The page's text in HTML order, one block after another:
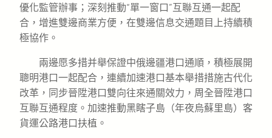
優化監管辦事；深刻推動“單一窗口”互聯互通一起配
合，增進雙邊商業方便，在雙邊信息交通題目上持續積
極協作。
兩邊愿多措并舉保證中俄邊疆港口通順，積極展開
聰明港口一起配合，連續加速港口基本舉措措施古代化
改革，同步晉陞港口雙向往來通關效力，周全晉陞港口
互聯互通程度。加速推動黑瞎子島（年夜烏蘇里島）客
貨運公路港口扶植。